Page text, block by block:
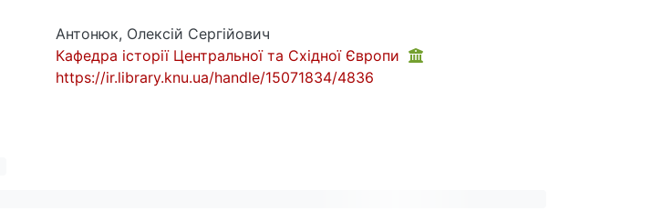
Антонюк, Олексій Сергійович
Кафедра історії Центральної та Східної Європи
https://ir.library.knu.ua/handle/15071834/4836